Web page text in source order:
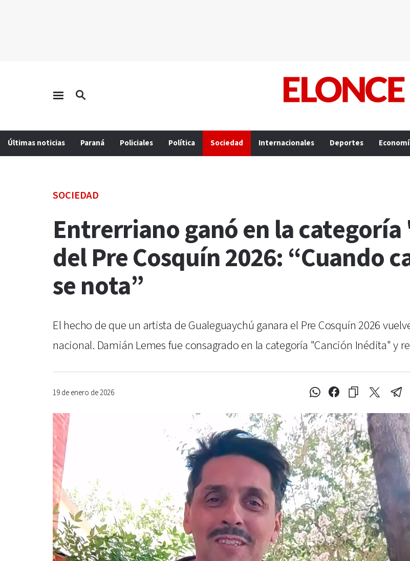
Últimas noticias Paraná Policiales Política Sociedad Internacionales Deportes
SOCIEDAD
Entrerriano ganó en la
del Pre Cosquín 2026: “Cuando
se nota”
El hecho de que un artista de Gualeguaychú ganara el Pre Cosquín 2026
nacional. Damián Lemes fue consagrado en la categoría "Canción Inédita" y
19 de enero de 2026